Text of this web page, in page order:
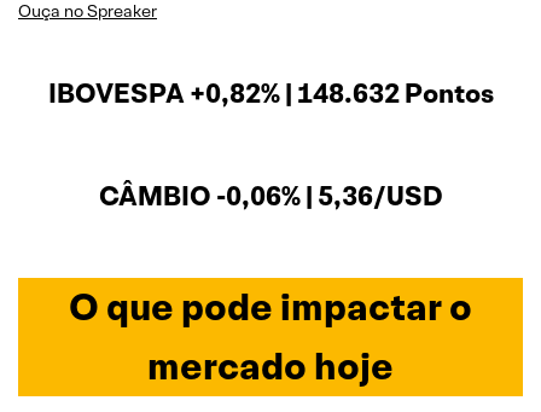
Ouça no Spreaker
IBOVESPA +0,82% | 148.632 Pontos
CÂMBIO -0,06% | 5,36/USD
O que pode impactar o
mercado hoje